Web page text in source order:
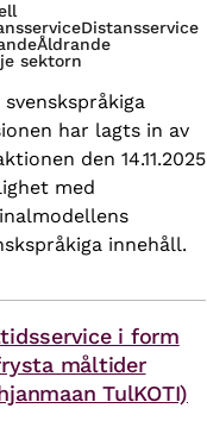
Distansservice
Åldrande
sektorn
svenskspråkiga
har lagts in av
den 14.11.2025
med
innehåll.
i form
måltider
TulKOTI)